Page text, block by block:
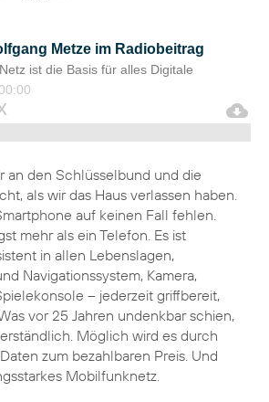
an den Schlüsselbund und die
als wir das Haus verlassen haben.
auf keinen Fall fehlen.
mehr als ein Telefon. Es ist
in allen Lebenslagen,
Navigationssystem, Kamera,
– jederzeit griffbereit,
vor 25 Jahren undenkbar schien,
Möglich wird es durch
zum bezahlbaren Preis. Und
Mobilfunknetz.